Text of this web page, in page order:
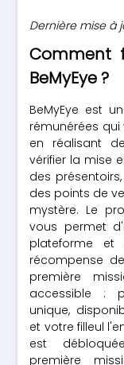
Dernière mise à
Comment
BeMyEye ?
BeMyEye est
rémunérées
en réalisant
vérifier la mise
des
des points de
mystère. Le
vous permet
plateforme
récompense de
première
accessible :
unique,
et votre filleul
est
première